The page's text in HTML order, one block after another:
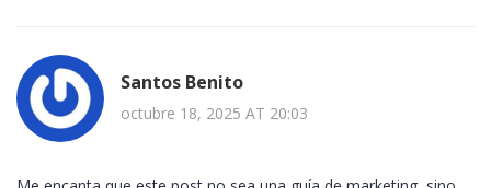
Santos Benito
octubre 18, 2025 AT 20:03